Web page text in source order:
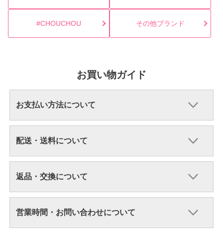
#CHOUCHOU その他ブランド
お買い物ガイド
お支払い方法について
配送・送料について
返品・交換について
営業時間・お問い合わせについて